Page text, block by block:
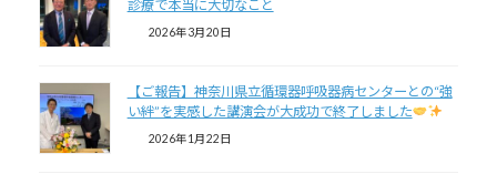
診療で本当に大切なこと
2026年3月20日
【ご報告】神奈川県立循環器呼吸器病センターとの“強
い絆”を実感した講演会が大成功で終了しました
2026年1月22日